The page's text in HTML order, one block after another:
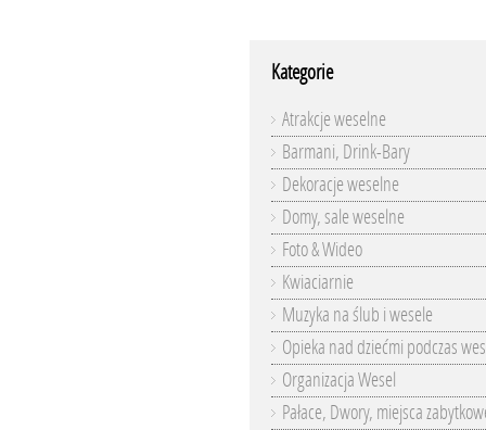
Kategorie
Atrakcje weselne
Barmani, Drink-Bary
Dekoracje weselne
Domy, sale weselne
Foto & Wideo
Kwiaciarnie
Muzyka na ślub i wesele
Opieka nad dziećmi podczas
Organizacja Wesel
Pałace, Dwory, miejsca